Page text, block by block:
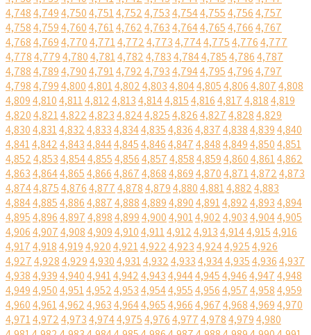
4,7484,7494,7504,7514,7524,7534,7544,7554,7564,757
4,7584,7594,7604,7614,7624,7634,7644,7654,7664,767
4,7684,7694,7704,7714,7724,7734,7744,7754,7764,777
4,7784,7794,7804,7814,7824,7834,7844,7854,7864,787
4,7884,7894,7904,7914,7924,7934,7944,7954,7964,797
4,7984,7994,8004,8014,8024,8034,8044,8054,8064,8074,808
4,8094,8104,8114,8124,8134,8144,8154,8164,8174,8184,819
4,8204,8214,8224,8234,8244,8254,8264,8274,8284,829
4,8304,8314,8324,8334,8344,8354,8364,8374,8384,8394,840
4,8414,8424,8434,8444,8454,8464,8474,8484,8494,8504,851
4,8524,8534,8544,8554,8564,8574,8584,8594,8604,8614,862
4,8634,8644,8654,8664,8674,8684,8694,8704,8714,8724,873
4,8744,8754,8764,8774,8784,8794,8804,8814,8824,883
4,8844,8854,8864,8874,8884,8894,8904,8914,8924,8934,894
4,8954,8964,8974,8984,8994,9004,9014,9024,9034,9044,905
4,9064,9074,9084,9094,9104,9114,9124,9134,9144,9154,916
4,9174,9184,9194,9204,9214,9224,9234,9244,9254,926
4,9274,9284,9294,9304,9314,9324,9334,9344,9354,9364,937
4,9384,9394,9404,9414,9424,9434,9444,9454,9464,9474,948
4,9494,9504,9514,9524,9534,9544,9554,9564,9574,9584,959
4,9604,9614,9624,9634,9644,9654,9664,9674,9684,9694,970
4,9714,9724,9734,9744,9754,9764,9774,9784,9794,980